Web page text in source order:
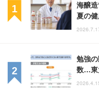
海醸
夏の
勉強
数…東